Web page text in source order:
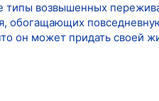
типы возвышенных
обогащающих
он может придать своей